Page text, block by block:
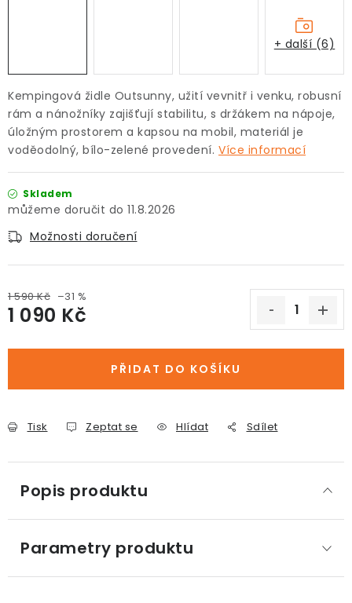
Kempingová židle Outsunny, užití vevnitř i venku, robusní
rám a nánožníky zajišťují stabilitu, s držákem na nápoje,
úložným prostorem a kapsou na mobil, materiál je
voděodolný, bílo-zelené provedení. Více informací
Skladem
11.8.2026
Možnosti doručení
1 590 Kč –31 %
1 090 Kč
PŘIDAT DO KOŠÍKU
Tisk Zeptat se Hlídat Sdílet
+ další (6)
Popis produktu
Parametry produktu